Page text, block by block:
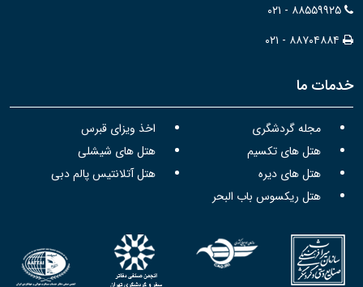
۰۲۱ - ۸۸۵۵۹۹۲۵
۰۲۱ - ۸۸۷۰۴۸۸۴
خدمات ما
مجله گردشگری
اخذ ویزای قبرس
هتل های تکسیم
هتل های شیشلی
هتل های دیره
هتل آتلانتیس پالم دبی
هتل ریکسوس باب البحر